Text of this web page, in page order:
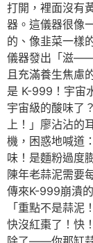
打開，裡面沒有
器。這儀器很像
的、像韭菜一樣
儀器發出「滋——
且充滿養生焦慮
是 K-999！宇宙
宇宙級的酸味了
上！」廖沾沾的
機，困惑地喊道
味！是麵粉過度
陳年老蒜泥需要
傳來K-999崩潰
「重點不是蒜
快沒紅棗了！快